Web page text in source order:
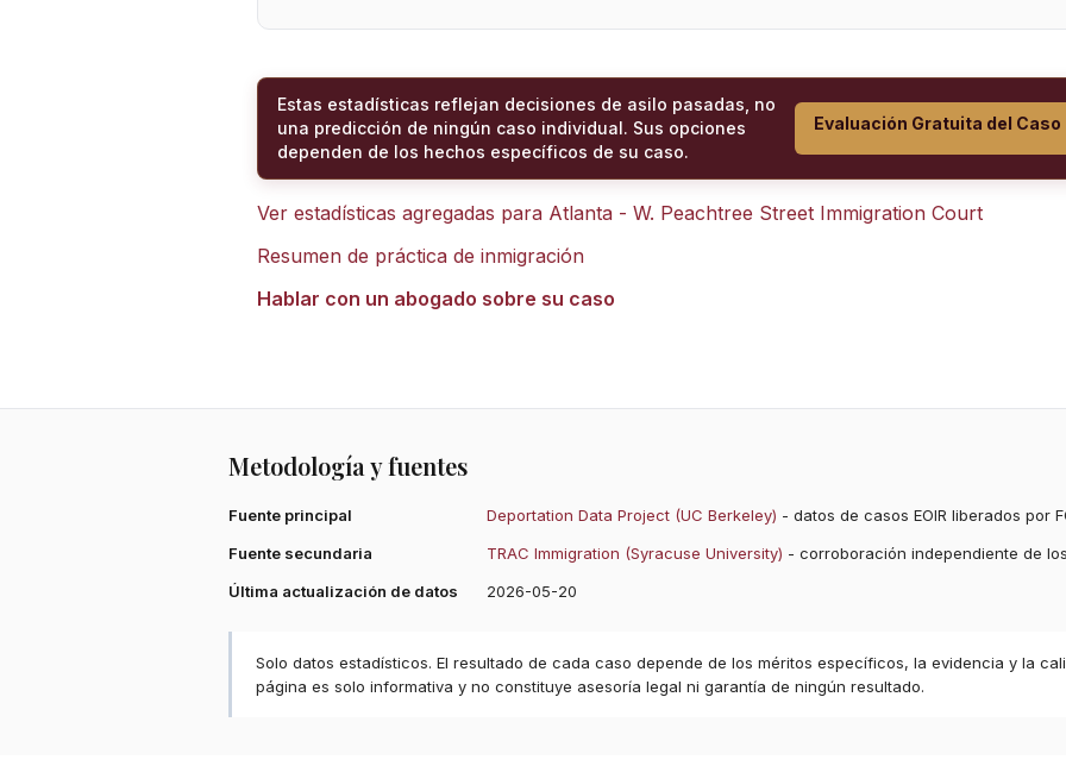
Estas estadísticas reflejan decisiones de asilo pasadas, no
una predicción de ningún caso individual. Sus opciones
dependen de los hechos específicos de su caso.
Evaluación Gratuita del Caso
Ver estadísticas agregadas para Atlanta - W. Peachtree Street Immigration Court
Resumen de práctica de inmigración
Hablar con un abogado sobre su caso
Metodología y fuentes
Fuente principal Deportation Data Project (UC Berkeley) - datos de casos EOIR liberados por
Fuente secundaria
TRAC Immigration (Syracuse University) - corroboración independiente de
Última actualización de datos
2026-05-20
Solo datos estadísticos. El resultado de cada caso depende de los méritos específicos, la evidencia y la
página es solo informativa y no constituye asesoría legal ni garantía de ningún resultado.